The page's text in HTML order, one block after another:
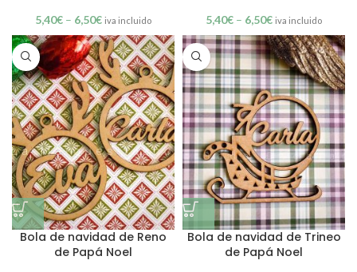
5,40€ – 6,50€ iva incluido 5,40€ – 6,50€ iva incluido
Bola de navidad de Reno
de Papá Noel
Bola de navidad de Trineo
de Papá Noel